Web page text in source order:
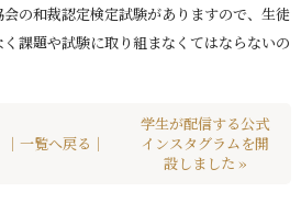
の和裁認定検定試験がありますので、生徒
課題や試験に取り組まなくてはならないの
｜一覧へ戻る｜
学生が配信する公式
インスタグラムを開
設しました »